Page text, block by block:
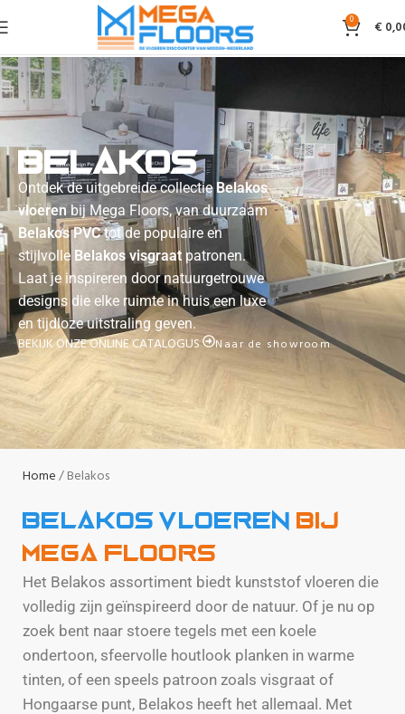
0 €
Belakos
Ontdek de uitgebreide collectie Belakos
vloerenbij Mega Floors, van duurzaam
Belakos PVCtot de populaire en
stijlvolle Belakos visgraat patronen.
Laat je inspireren door natuurgetrouwe
designs die elke ruimte in huis een luxe
en tijdloze uitstraling geven.
BEKIJK ONZE ONLINE CATALOGUS Naar de showroom
Home Belakos
Belakos vloeren
bij
Mega Floors
Het Belakos assortiment biedt kunststof vloeren die
volledig zijn geïnspireerd door de natuur. Of je nu op
zoek bent naar stoere tegels met een koele
ondertoon, sfeervolle houtlook planken in warme
tinten, of een speels patroon zoals visgraat of
Hongaarse punt, Belakos heeft het allemaal. Met